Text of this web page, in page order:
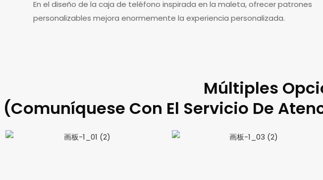
En el diseño de la caja de teléfono inspirada en la maleta, ofrecer patrones
personalizables mejora enormemente la experiencia personalizada.
Múltiples
(Comuníquese Con El Servicio De